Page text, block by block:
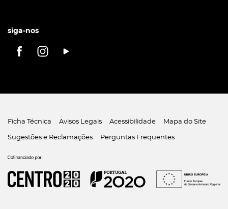
siga-nos
Ficha Técnica Avisos Legais Acessibilidade Mapa do Site
Sugestões e Reclamações Perguntas Frequentes